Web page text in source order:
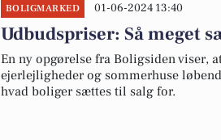
BOLIGMARKED 01-06-2024 13:40
Udbudspriser: Så meget
En ny opgørelse fra Boligsiden viser,
ejerlejligheder og sommerhuse
hvad boliger sættes til salg for.